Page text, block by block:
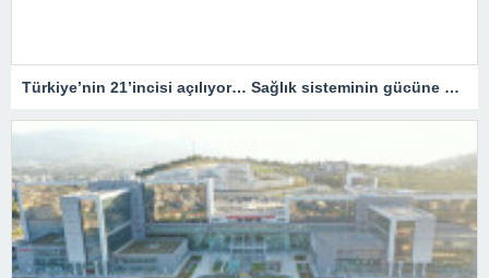
Türkiye’nin 21’incisi açılıyor… Sağlık sisteminin gücüne güç katacak